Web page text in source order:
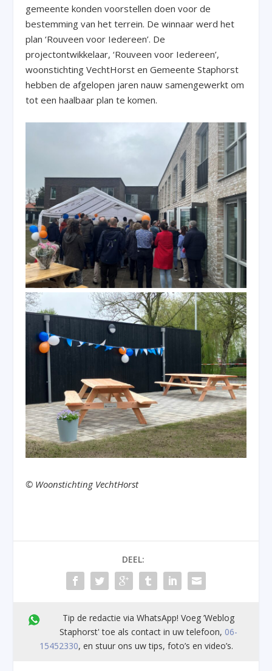
gemeente konden voorstellen doen voor de
bestemming van het terrein. De winnaar werd het
plan ‘Rouveen voor Iedereen’. De
projectontwikkelaar, ‘Rouveen voor Iedereen’,
woonstichting VechtHorst en Gemeente Staphorst
hebben de afgelopen jaren nauw samengewerkt om
tot een haalbaar plan te komen.
© Woonstichting VechtHorst
DEEL:
Tip de redactie via WhatsApp! Voeg ’Weblog
Staphorst' toe als contact in uw telefoon, 06-
15452330, en stuur ons uw tips, foto’s en video’s.